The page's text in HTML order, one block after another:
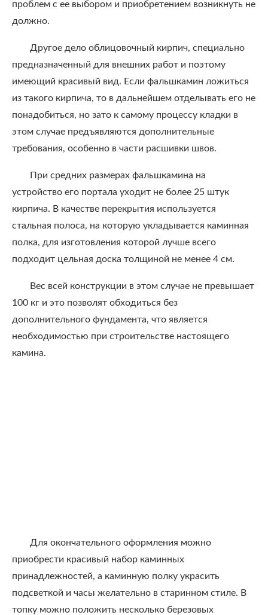
проблем с ее выбором и приобретением возникнуть не
должно.
Другое дело облицовочный кирпич, специально
предназначенный для внешних работ и поэтому
имеющий красивый вид. Если фальшкамин ложиться
из такого кирпича, то в дальнейшем отделывать его не
понадобиться, но зато к самому процессу кладки в
этом случае предъявляются дополнительные
требования, особенно в части расшивки швов.
При средних размерах фальшкамина на
устройство его портала уходит не более 25 штук
кирпича. В качестве перекрытия используется
стальная полоса, на которую укладывается каминная
полка, для изготовления которой лучше всего
подходит цельная доска толщиной не менее 4 см.
Вес всей конструкции в этом случае не превышает
100 кг и это позволят обходиться без
дополнительного фундамента, что является
необходимостью при строительстве настоящего
камина.
Для окончательного оформления можно
приобрести красивый набор каминных
принадлежностей, а каминную полку украсить
подсветкой и часы желательно в старинном стиле. В
топку можно положить несколько березовых